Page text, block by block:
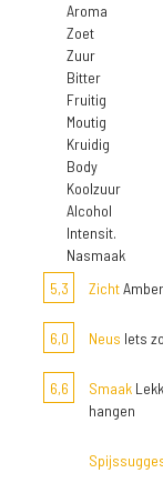
Aroma
Zoet
Zuur
Bitter
Fruitig
Moutig
Kruidig
Body
Koolzuur
Alcohol
Intensit.
Nasmaak
5,3
Zicht
6,0 Neus Iets
6,6 Smaak
hangen